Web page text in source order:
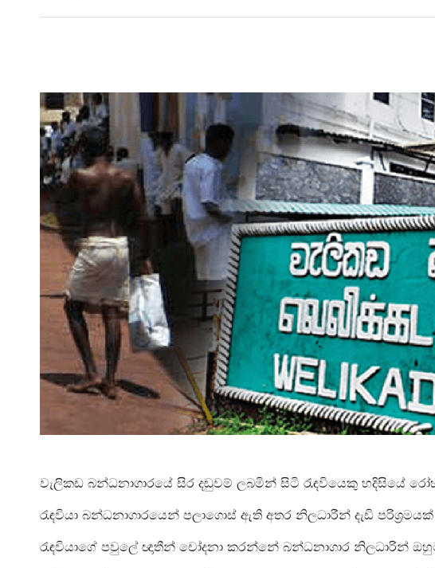
වැලිකඩ බන්ධනාගාරයේ සිර දඬුවම් ලබමින් සිටි රැඳවියෙකු හදිසියේ
රැඳවියා බන්ධනාගාරයෙන් පලාගොස් ඇති අතර නිලධාරීන් දැඩි
රැඳවියාගේ පවුලේ ඥාතීන් චෝදනා කරන්නේ බන්ධනාගාර නිලධාරින්